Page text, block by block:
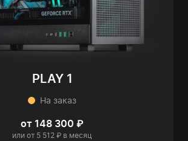
PLAY 1
На заказ
от 148 300 ₽
или от 5 512 ₽ в месяц